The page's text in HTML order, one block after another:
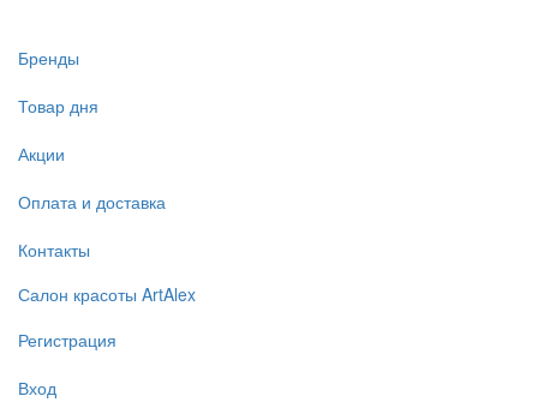
Бренды
Товар дня
Акции
Оплата и доставка
Контакты
Салон красоты ArtAlex
Регистрация
Вход